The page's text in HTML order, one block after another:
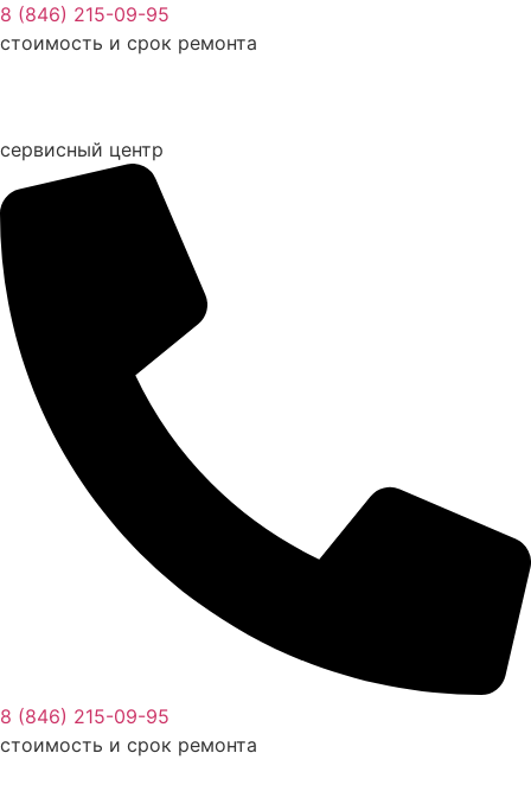
Перейти
к
8 (846) 215-09-95
стоимость и срок ремонта
сервисный центр
8 (846) 215-09-95
стоимость и срок ремонта